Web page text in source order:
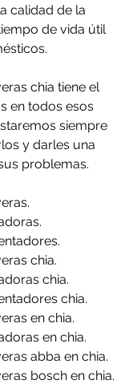
calidad de la
de vida útil
chia tiene el
en todos esos
siempre
y darles una
problemas.
chia.
chia.
chia.
en chia.
en chia.
abba en chia.
bosch en chia.